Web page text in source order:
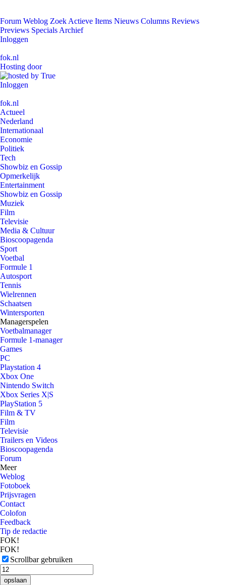
Forum Weblog Zoek Actieve Items Nieuws Columns Reviews
Previews Specials Archief
Inloggen
fok.nl
Hosting door
Inloggen
fok.nl
Actueel
Nederland
Internationaal
Economie
Politiek
Tech
Showbiz en Gossip
Opmerkelijk
Entertainment
Showbiz en Gossip
Muziek
Film
Televisie
Media & Cultuur
Bioscoopagenda
Sport
Voetbal
Formule 1
Autosport
Tennis
Wielrennen
Schaatsen
Wintersporten
Managerspelen
Voetbalmanager
Formule 1-manager
Games
PC
Playstation 4
Xbox One
Nintendo Switch
Xbox Series X|S
PlayStation 5
Film & TV
Film
Televisie
Trailers en Videos
Bioscoopagenda
Forum
Meer
Weblog
Fotoboek
Prijsvragen
Contact
Colofon
Feedback
Tip de redactie
FOK!
FOK!
Scrollbar gebruiken
opslaan